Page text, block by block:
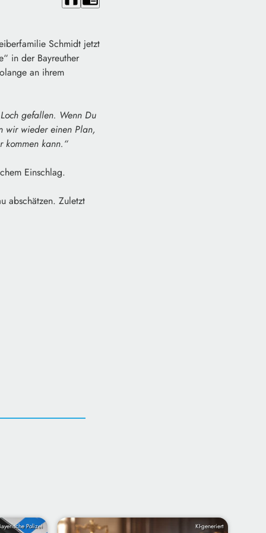
Schmidt jetzt
in der Bayreuther
an ihrem
gefallen. Wenn Du
wir wieder einen Plan,
kann.“
Einschlag.
abschätzen. Zuletzt
Polizei KI-generiert